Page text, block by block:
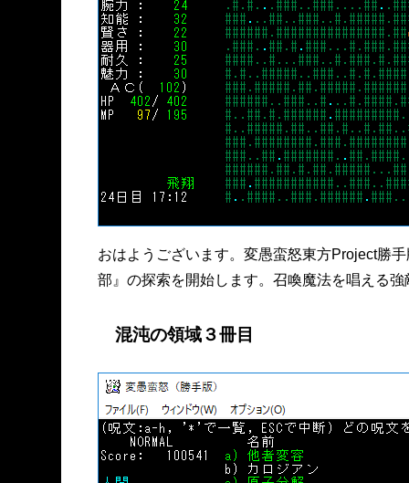
おはようございます。変愚蛮怒東方Project勝
部』の探索を開始します。召喚魔法を唱える
混沌の領域３冊目